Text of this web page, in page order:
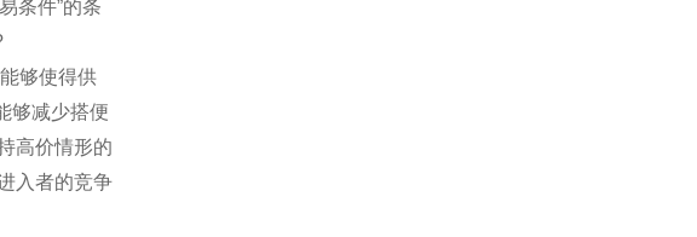
条件”的条
够使得供
够减少搭便
高价情形的
入者的竞争